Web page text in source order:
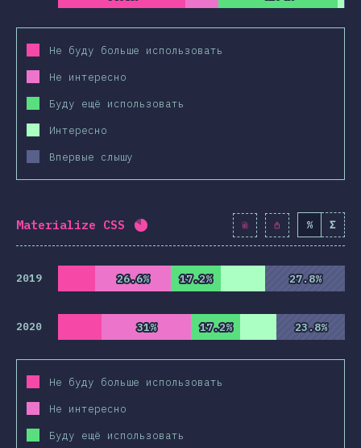
Не буду больше использовать
Не интересно
Буду ещё использовать
Интересно
Впервые слышу
Materialize CSS Процент заполнения: 82 ( 9427 )
% Σ
2019 26.6%
26.6% 17.2%
17.2% 27.8%
27.8%
2020 31%
31% 17.2%
17.2% 23.8%
23.8%
Не буду больше использовать
Не интересно
Буду ещё использовать